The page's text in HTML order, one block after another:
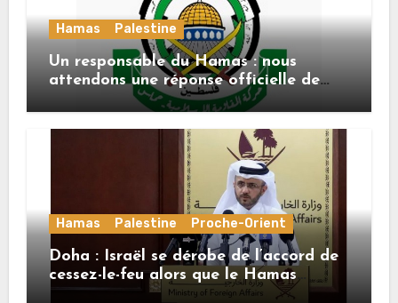
Hamas Palestine
Un responsable du Hamas : nous
attendons une réponse officielle de
Mladenov concernant la feuille de
route de la deuxième phase de l’accord
Hamas Palestine Proche-Orient
Doha : Israël se dérobe de l’accord de
cessez-le-feu alors que le Hamas
honore ses engagements